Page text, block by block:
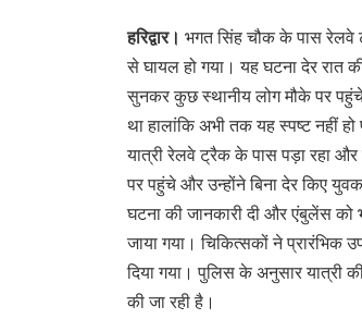
हरिद्वार। भगत सिंह चौक के पास रेलवे
से घायल हो गया। यह घटना देर रात
सुनकर कुछ स्थानीय लोग मौके पर
था हालांकि अभी तक यह स्पष्ट नहीं
यात्री रेलवे ट्रैक के पास पड़ा रहा
पर पहुंचे और उन्होंने बिना देर किए
घटना की जानकारी दी और एंबुलेंस
जाया गया। चिकित्सकों ने
दिया गया। पुलिस के अनुसार यात्री
की जा रही है।